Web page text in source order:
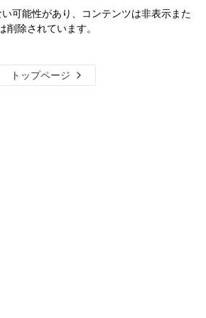
可能性があり、コンテンツは非表示また
削除されています。
トップページ